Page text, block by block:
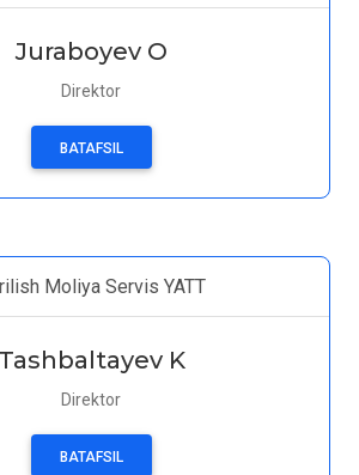
Juraboyev O
Direktor
BATAFSIL
Moliya Servis YATT
Tashbaltayev K
Direktor
BATAFSIL